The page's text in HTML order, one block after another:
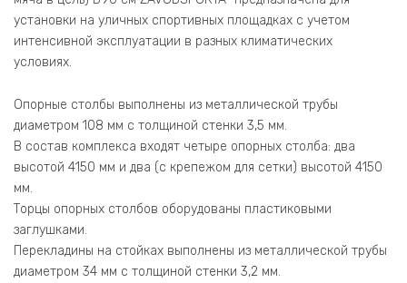
установки на уличных спортивных площадках с учетом
интенсивной эксплуатации в разных климатических
условиях.
Опорные столбы выполнены из металлической трубы
диаметром 108 мм с толщиной стенки 3,5 мм.
В состав комплекса входят четыре опорных столба: два
высотой 4150 мм и два (с крепежом для сетки) высотой 4150
мм.
Торцы опорных столбов оборудованы пластиковыми
заглушками.
Перекладины на стойках выполнены из металлической трубы
диаметром 34 мм с толщиной стенки 3,2 мм.